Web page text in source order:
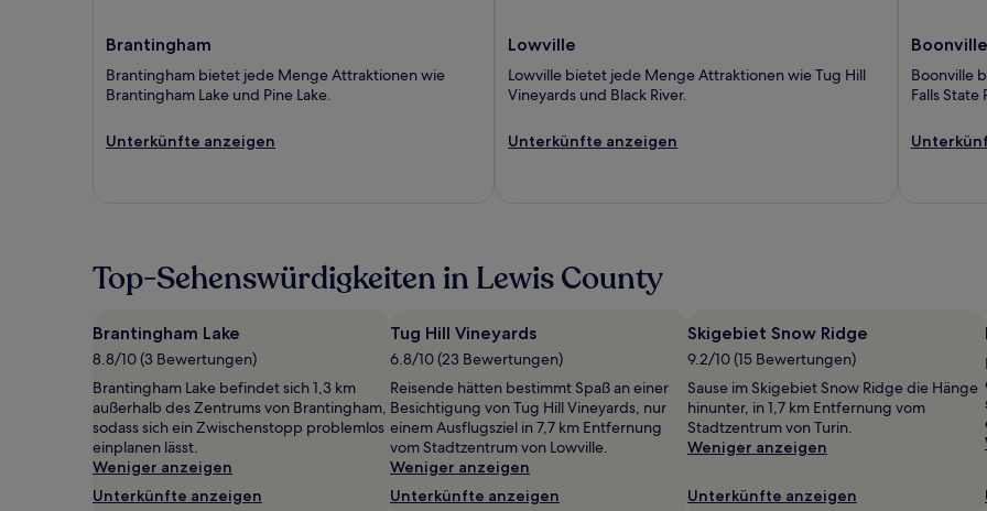
Brantingham
Brantingham bietet jede Menge Attraktionen wie
Brantingham Lake und Pine Lake.
Unterkünfte anzeigen
Lowville
Lowville bietet jede Menge Attraktionen wie Tug Hill
Vineyards und Black River.
Unterkünfte anzeigen
Boonville
Boonville
Falls State
Top-Sehenswürdigkeiten in Lewis County
Brantingham Lake
8.8/10 (3 Bewertungen)
Brantingham Lake befindet sich 1,3 km
außerhalb des Zentrums von Brantingham,
sodass sich ein Zwischenstopp problemlos
einplanen lässt.
Weniger anzeigen
Unterkünfte anzeigen
Tug Hill Vineyards
6.8/10 (23 Bewertungen)
Reisende hätten bestimmt Spaß an einer
Besichtigung von Tug Hill Vineyards, nur
einem Ausflugsziel in 7,7 km Entfernung
vom Stadtzentrum von Lowville.
Weniger anzeigen
Unterkünfte anzeigen
Skigebiet Snow Ridge
9.2/10 (15 Bewertungen)
Sause im Skigebiet Snow Ridge die Hänge
hinunter, in 1,7 km Entfernung vom
Stadtzentrum von Turin.
Weniger anzeigen
Unterkünfte anzeigen